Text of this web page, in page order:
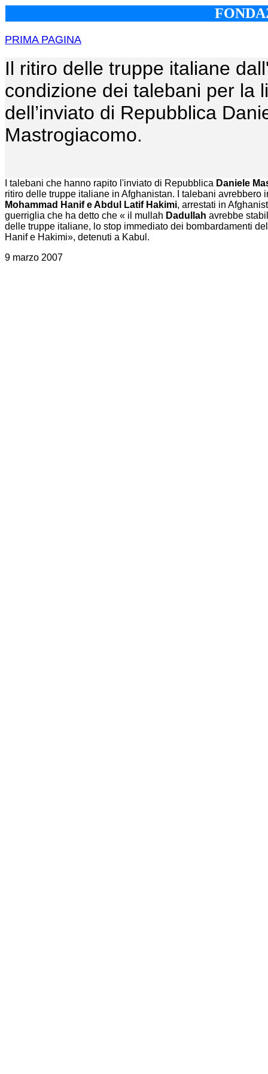
PRIMA PAGINA
Il ritiro delle truppe italiane
condizione dei talebani per la
dell’inviato di Repubblica
Mastrogiacomo.
I talebani che hanno rapito l'inviato di Repubblica Daniele
ritiro delle truppe italiane in Afghanistan. I talebani
Mohammad Hanif e Abdul Latif Hakimi, arrestati in
guerriglia che ha detto che « il mullah Dadullah avrebbe
delle truppe italiane, lo stop immediato dei bombardamenti
Hanif e Hakimi», detenuti a Kabul.
9 marzo 2007